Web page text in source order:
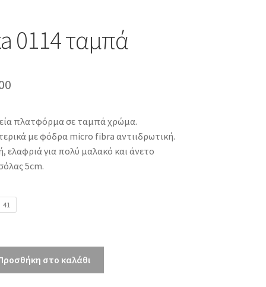
0114 ταμπά
Η
τιμή
είναι:
€55.00.
πλατφόρμα σε ταμπά χρώμα.
με φόδρα micro fibra αντιιδρωτική.
ελαφριά για πολύ μαλακό και άνετο
5cm.
41
στο καλάθι